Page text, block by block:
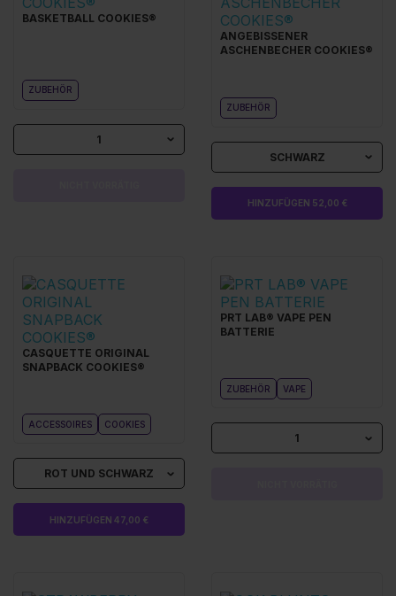
BASKETBALL COOKIES®
ZUBEHÖR
1
ANGEBISSENER
ASCHENBECHER COOKIES®
ZUBEHÖR
SCHWARZ
HINZUFÜGEN 52,00 €
CASQUETTE ORIGINAL
SNAPBACK COOKIES®
ACCESSOIRES COOKIES
ROT UND SCHWARZ
HINZUFÜGEN 47,00 €
PRT LAB® VAPE PEN
BATTERIE
ZUBEHÖR VAPE
1